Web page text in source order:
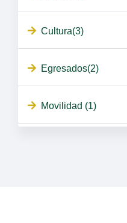
Cultura(3)
Egresados(2)
Movilidad (1)